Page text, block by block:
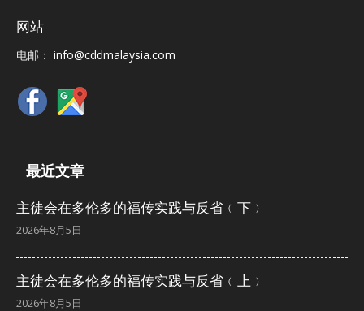
网站
电邮： info@cddmalaysia.com
最近文章
主徒会在多伦多的福传实践与反省﹙下﹚
2026年8月5日
主徒会在多伦多的福传实践与反省﹙上﹚
2026年8月5日